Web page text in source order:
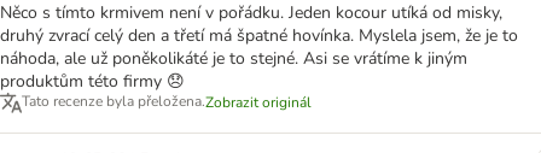
Něco s tímto krmivem není v pořádku. Jeden kocour utíká od misky,
druhý zvrací celý den a třetí má špatné hovínka. Myslela jsem, že je to
náhoda, ale už poněkolikáté je to stejné. Asi se vrátíme k jiným
produktům této firmy 😞
Tato recenze byla přeložena.Zobrazit originál